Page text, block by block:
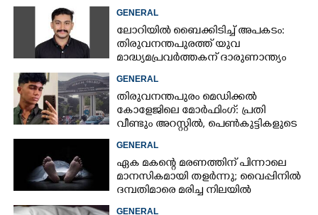
GENERAL
ലോറിയിൽ ബൈക്കിടിച്ച് അപകടം:
തിരുവനന്തപുരത്ത് യുവ
മാദ്ധ്യമപ്രവർത്തകന് ദാരുണാന്ത്യം
GENERAL
തിരുവനന്തപുരം മെഡിക്കൽ
കോളേജിലെ മോർഫിംഗ്: പ്രതി
വീണ്ടും അറസ്റ്റിൽ, പെൺകുട്ടികളുടെ
ചിത്രങ്ങളെടുത്തത് ഇൻസ്റ്റഗ്രാമിൽ
നിന്ന്
GENERAL
ഏക മകന്റെ മരണത്തിന് പിന്നാലെ
മാനസികമായി തളർന്നു; വൈപ്പിനിൽ
ദമ്പതിമാരെ മരിച്ച നിലയിൽ
കണ്ടെത്തി
GENERAL